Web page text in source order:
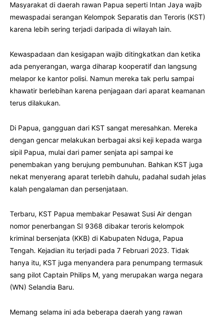
Masyarakat di daerah rawan Papua seperti Intan Jaya wajib
mewaspadai serangan Kelompok Separatis dan Teroris (KST)
karena lebih sering terjadi daripada di wilayah lain.
Kewaspadaan dan kesigapan wajib ditingkatkan dan ketika
ada penyerangan, warga diharap kooperatif dan langsung
melapor ke kantor polisi. Namun mereka tak perlu sampai
khawatir berlebihan karena penjagaan dari aparat keamanan
terus dilakukan.
Di Papua, gangguan dari KST sangat meresahkan. Mereka
dengan gencar melakukan berbagai aksi keji kepada warga
sipil Papua, mulai dari pamer senjata api sampai ke
penembakan yang berujung pembunuhan. Bahkan KST juga
nekat menyerang aparat terlebih dahulu, padahal sudah jelas
kalah pengalaman dan persenjataan.
Terbaru, KST Papua membakar Pesawat Susi Air dengan
nomor penerbangan SI 9368 dibakar teroris kelompok
kriminal bersenjata (KKB) di Kabupaten Nduga, Papua
Tengah. Kejadian itu terjadi pada 7 Februari 2023. Tidak
hanya itu, KST juga menyandera para penumpang termasuk
sang pilot Captain Philips M, yang merupakan warga negara
(WN) Selandia Baru.
Memang selama ini ada beberapa daerah yang rawan